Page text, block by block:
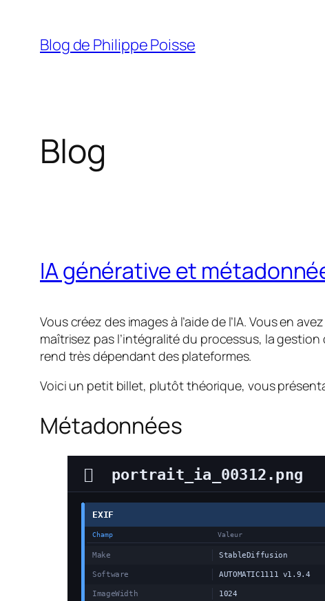
contenu
Blog de Philippe Poisse
Blog
IA générative et
Vous créez des images à l’aide de l’IA. Vous en
maîtrisez pas l’intégralité du processus, la
rend très dépendant des plateformes.
Voici un petit billet, plutôt théorique, vous
Métadonnées